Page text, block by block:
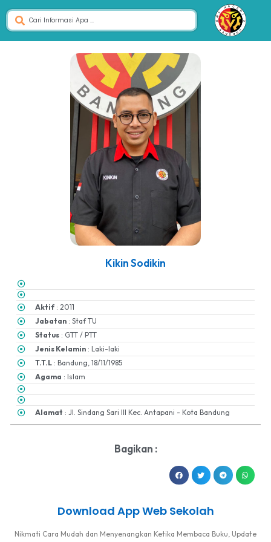
Kikin Sodikin
Aktif : 2011
Jabatan : Staf TU
Status : GTT / PTT
Jenis Kelamin : Laki-laki
T.T.L : Bandung, 18/11/1985
Agama : Islam
Alamat : Jl. Sindang Sari III Kec. Antapani - Kota Bandung
Bagikan :
Download App Web Sekolah
Nikmati Cara Mudah dan Menyenangkan Ketika Membaca Buku, Update